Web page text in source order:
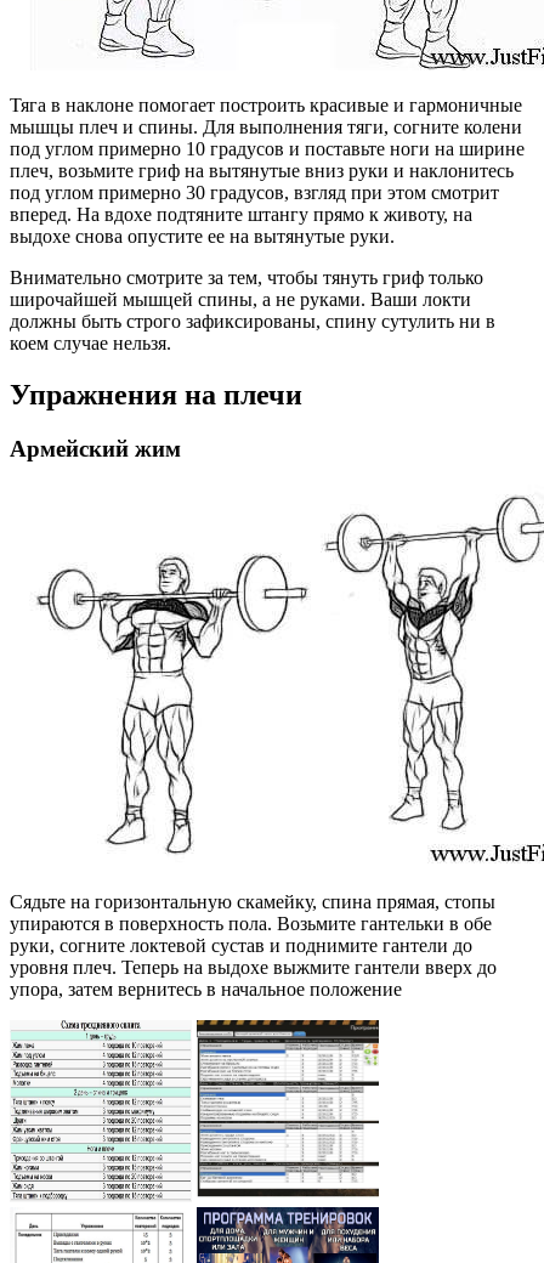
Тяга в наклоне помогает построить красивые и гармоничные
мышцы плеч и спины. Для выполнения тяги, согните колени
под углом примерно 10 градусов и поставьте ноги на ширине
плеч, возьмите гриф на вытянутые вниз руки и наклонитесь
под углом примерно 30 градусов, взгляд при этом смотрит
вперед. На вдохе подтяните штангу прямо к животу, на
выдохе снова опустите ее на вытянутые руки.
Внимательно смотрите за тем, чтобы тянуть гриф только
широчайшей мышцей спины, а не руками. Ваши локти
должны быть строго зафиксированы, спину сутулить ни в
коем случае нельзя.
Упражнения на плечи
Армейский жим
Сядьте на горизонтальную скамейку, спина прямая, стопы
упираются в поверхность пола. Возьмите гантельки в обе
руки, согните локтевой сустав и поднимите гантели до
уровня плеч. Теперь на выдохе выжмите гантели вверх до
упора, затем вернитесь в начальное положение